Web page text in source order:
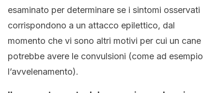
esaminato per determinare se i sintomi osservati
corrispondono a un attacco epilettico, dal
momento che vi sono altri motivi per cui un cane
potrebbe avere le convulsioni (come ad esempio
l’avvelenamento).